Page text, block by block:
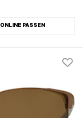
ONLINE PASSEN